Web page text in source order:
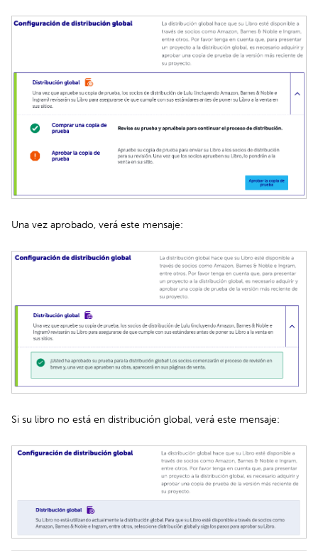
Una vez aprobado, verá este mensaje:
Si su libro no está en distribución global, verá este mensaje: